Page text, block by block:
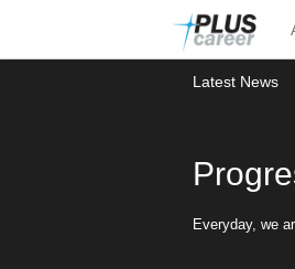
뉴
토
Latest News
Everyday, we